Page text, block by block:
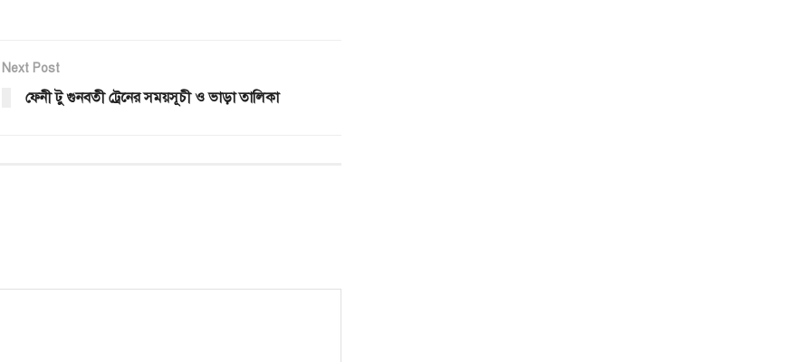
Next Post
ফেনী টু গুনবতী ট্রেনের সময়সূচী ও ভাড়া তালিকা